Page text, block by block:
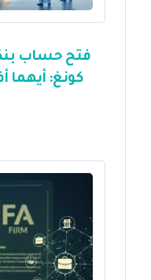
فتح حساب
كونغ: أيهما